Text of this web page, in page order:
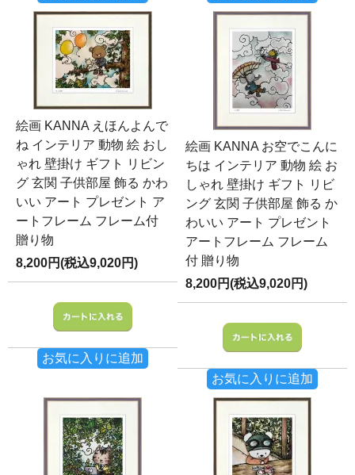
絵画 KANNA えほんよんで
ね インテリア 動物 絵 おし
ゃれ 壁掛け ギフト リビン
グ 玄関 子供部屋 飾る かわ
いい アート プレゼント ア
ートフレーム フレーム付
贈り物
8,200円(税込9,020円)
お気に入りに追加
絵画 KANNA お空でこんに
ちは インテリア 動物 絵 お
しゃれ 壁掛け ギフト リビ
ング 玄関 子供部屋 飾る か
わいい アート プレゼント
アートフレーム フレーム
付 贈り物
8,200円(税込9,020円)
お気に入りに追加